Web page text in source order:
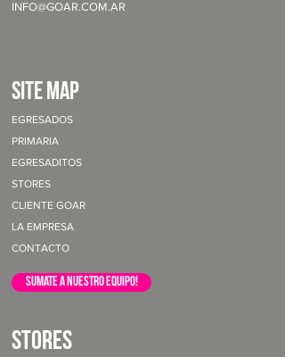
INFO@GOAR.COM.AR
site map
EGRESADOS
PRIMARIA
EGRESADITOS
STORES
CLIENTE GOAR
LA EMPRESA
CONTACTO
sumate a nuestro equipo!
STORES